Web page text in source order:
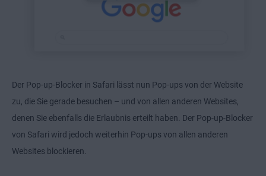
Der Pop-up-Blocker in Safari lässt nun Pop-ups von der Website
zu, die Sie gerade besuchen – und von allen anderen Websites,
denen Sie ebenfalls die Erlaubnis erteilt haben. Der Pop-up-Blocker
von Safari wird jedoch weiterhin Pop-ups von allen anderen
Websites blockieren.